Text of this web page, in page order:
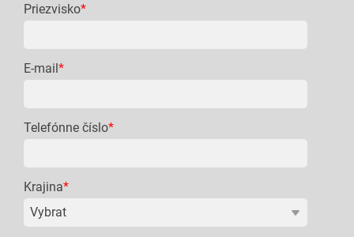
Priezvisko*
E-mail*
Telefónne číslo*
Krajina*